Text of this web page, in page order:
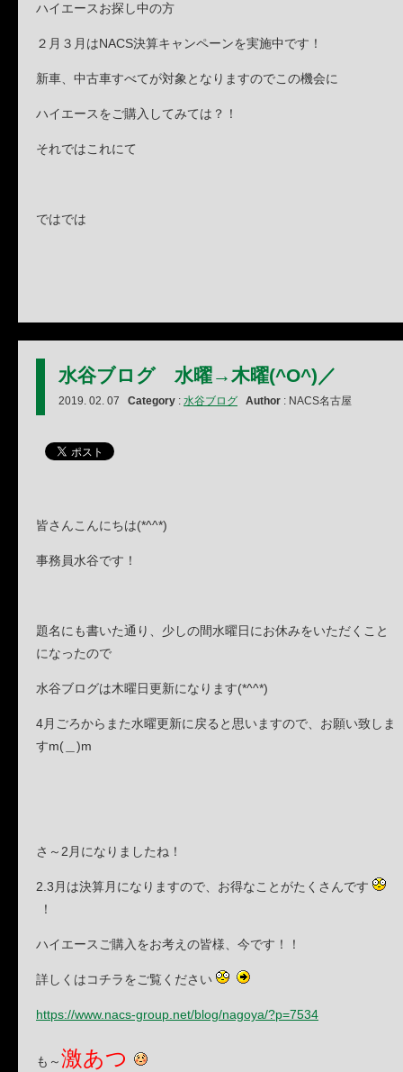
ハイエースお探し中の方
２月３月はNACS決算キャンペーンを実施中です！
新車、中古車すべてが対象となりますのでこの機会に
ハイエースをご購入してみては？！
それではこれにて
ではでは
水谷ブログ 水曜→木曜(^O^)／
2019. 02. 07 Category : 水谷ブログ Author : NACS名古屋
皆さんこんにちは(*^^*)
事務員水谷です！
題名にも書いた通り、少しの間水曜日にお休みをいただくこと
になったので
水谷ブログは木曜日更新になります(*^^*)
4月ごろからまた水曜更新に戻ると思いますので、お願い致しま
すm(＿)m
さ～2月になりましたね！
2.3月は決算月になりますので、お得なことがたくさんです
！
ハイエースご購入をお考えの皆様、今です！！
詳しくはコチラをご覧ください
https://www.nacs-group.net/blog/nagoya/?p=7534
も～激あつ